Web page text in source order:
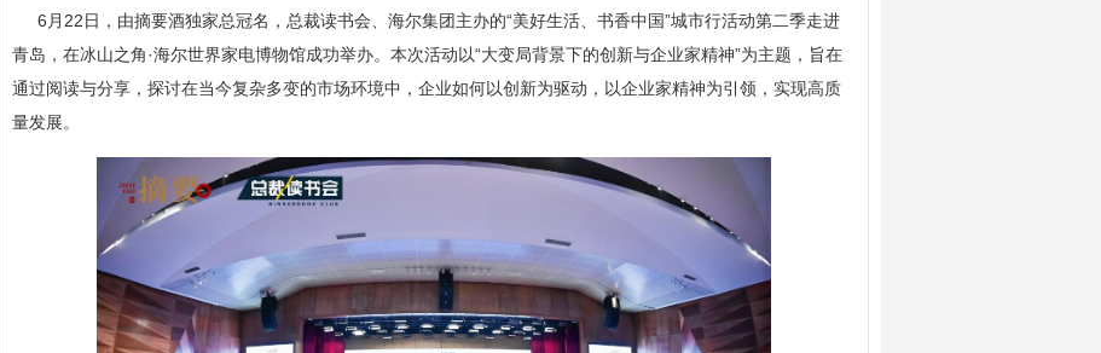
6月22日，由摘要酒独家总冠名，总裁读书会、海尔集团主办的“美好生活、书香中国”城市行活动第二季走进
青岛，在冰山之角·海尔世界家电博物馆成功举办。本次活动以“大变局背景下的创新与企业家精神”为主题，旨在
通过阅读与分享，探讨在当今复杂多变的市场环境中，企业如何以创新为驱动，以企业家精神为引领，实现高质
量发展。